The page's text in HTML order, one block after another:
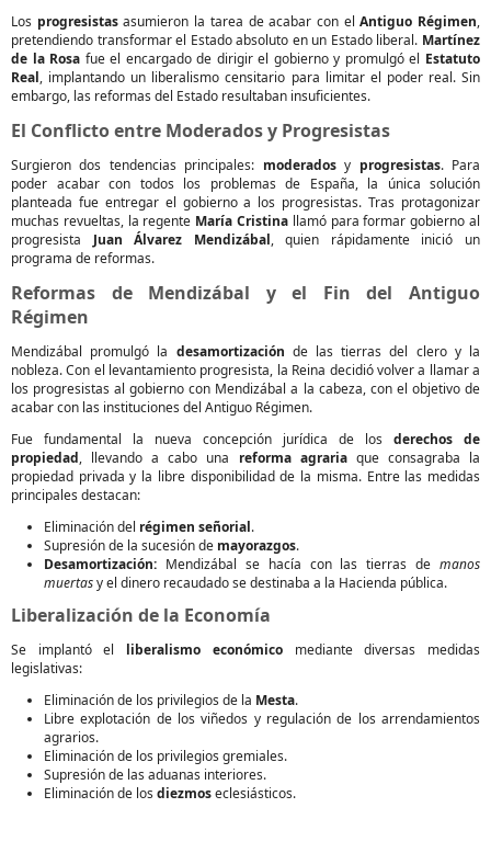
Los progresistasasumieron la tarea de acabar con elAntiguo Régimen,
pretendiendo transformar el Estado absoluto en un Estado liberal. Martínez
de la Rosa fue el encargado de dirigir el gobierno y promulgó el Estatuto
Real, implantando un liberalismo censitario para limitar el poder real. Sin
embargo, las reformas del Estado resultaban insuficientes.
El Conflicto entre Moderados y Progresistas
Surgieron dos tendencias principales: moderadosy progresistas. Para
poder acabar con todos los problemas de España, la única solución
planteada fue entregar el gobierno a los progresistas. Tras protagonizar
muchas revueltas, la regente María Cristina llamó para formar gobierno al
progresista Juan Álvarez Mendizábal, quien rápidamente inició un
programa de reformas.
Reformas de Mendizábal y el Fin del Antiguo
Régimen
Mendizábal promulgó la desamortización de las tierras del clero y la
nobleza. Con el levantamiento progresista, la Reina decidió volver a llamar a
los progresistas al gobierno con Mendizábal a la cabeza, con el objetivo de
acabar con las instituciones del Antiguo Régimen.
Fue fundamental la nueva concepción jurídica de los derechos de
propiedad, llevando a cabo una reforma agrariaque consagraba la
propiedad privada y la libre disponibilidad de la misma. Entre las medidas
principales destacan:
Eliminación del régimen señorial.
Supresión de la sucesión de mayorazgos.
Desamortización: Mendizábal se hacía con las tierras de manos
muertasy el dinero recaudado se destinaba a la Hacienda pública.
Liberalización de la Economía
Se implantó el liberalismo económicomediante diversas medidas
legislativas:
Eliminación de los privilegios de la Mesta.
Libre explotación de los viñedos y regulación de los arrendamientos
agrarios.
Eliminación de los privilegios gremiales.
Supresión de las aduanas interiores.
Eliminación de los diezmoseclesiásticos.